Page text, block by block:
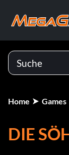
Home Games
DIE